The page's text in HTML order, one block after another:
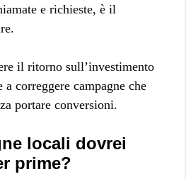
e richieste, è il
il ritorno sull’investimento
correggere campagne che
portare conversioni.
locali dovrei
prime?